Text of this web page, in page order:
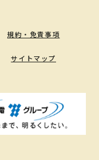
規約・免責事項
サイトマップ